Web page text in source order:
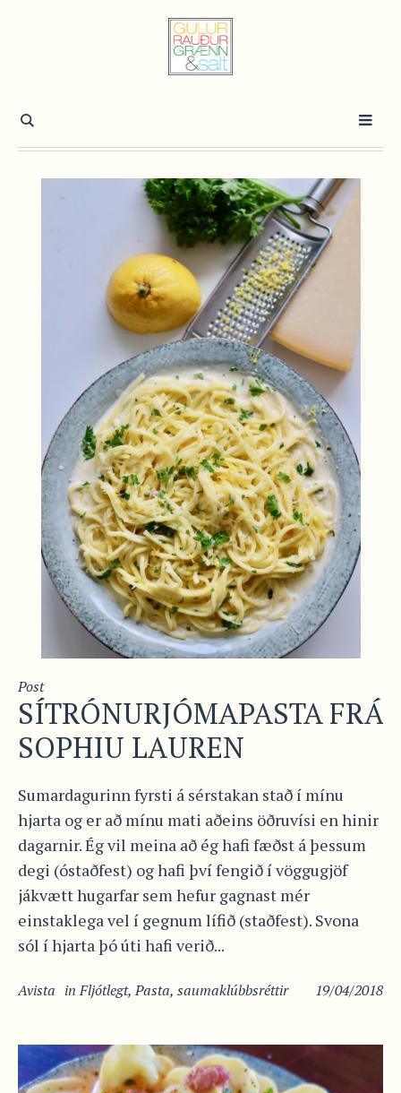
Post
SÍTRÓNURJÓMAPASTA FRÁ
SOPHIU LAUREN
Sumardagurinn fyrsti á sérstakan stað í mínu
hjarta og er að mínu mati aðeins öðruvísi en hinir
dagarnir. Ég vil meina að ég hafi fæðst á þessum
degi (óstaðfest) og hafi því fengið í vöggugjöf
jákvætt hugarfar sem hefur gagnast mér
einstaklega vel í gegnum lífið (staðfest). Svona
sól í hjarta þó úti hafi verið...
19/04/2018
Avista inFljótlegt,Pasta, saumaklúbbsréttir